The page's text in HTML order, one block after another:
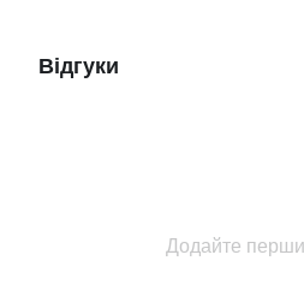
Відгуки
Додайте